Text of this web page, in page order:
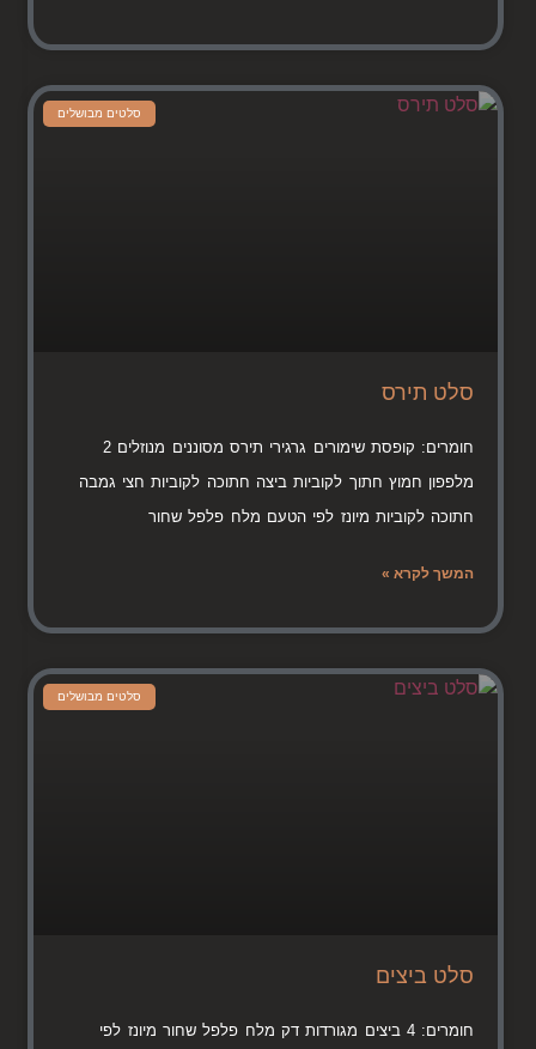
סלטים מבושלים
סלט תירס
חומרים: קופסת שימורים גרגירי תירס מסוננים מנוזלים 2
מלפפון חמוץ חתוך לקוביות ביצה חתוכה לקוביות חצי גמבה
חתוכה לקוביות מיונז לפי הטעם מלח פלפל שחור
המשך לקרא »
סלטים מבושלים
סלט ביצים
חומרים: 4 ביצים מגורדות דק מלח פלפל שחור מיונז לפי